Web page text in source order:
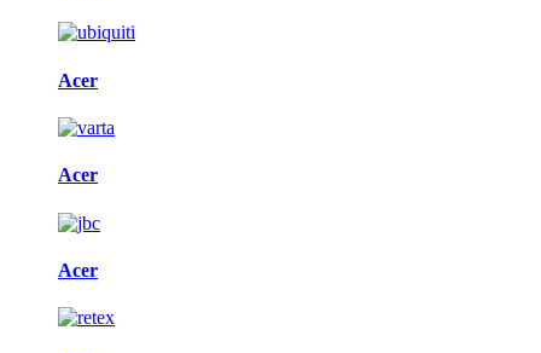
Acer
Acer
Acer